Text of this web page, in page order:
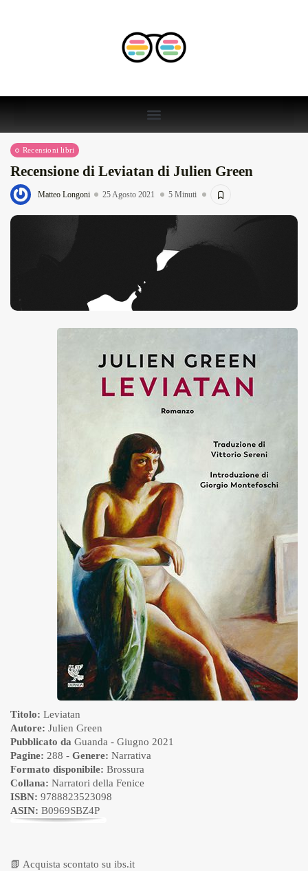
Recensioni libri
Recensione di Leviatan di Julien Green
Matteo Longoni 25 Agosto 2021 5 Minuti
Titolo: Leviatan
Autore: Julien Green
Pubblicato da Guanda - Giugno 2021
Pagine: 288 - Genere: Narrativa
Formato disponibile: Brossura
Collana: Narratori della Fenice
ISBN: 9788823523098
ASIN: B0969SBZ4P
📗 Acquista scontato su ibs.it